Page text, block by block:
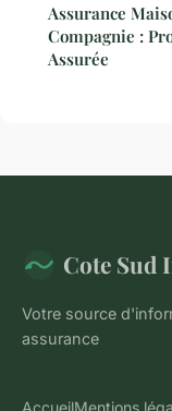
Assurance
Compagnie :
Assurée
Cote Sud
Votre source
assurance